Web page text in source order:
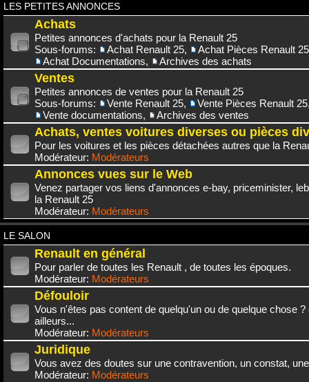
LES PETITES ANNONCES
Achats
Petites annonces d'achats pour la Renault 25
Sous-forums:
Achat Renault 25,
Achat Pièces Renault 25
Achat Documentations, Archives des achats
Ventes
Petites annonces de ventes pour la Renault 25
Sous-forums:
Vente Renault 25, Vente Pièces Renault 25
Vente documentations, Archives des ventes
Achats, ventes voitures diverses ou pièces
Pour les voitures et les pièces détachées autres que la
Modérateur: Modérateurs
Annonces vues sur le Web
Venez partager vos liens d'annonces e-bay, priceminister,
la Renault 25
Modérateur: Modérateurs
LE SALON
Renault en général
Pour parler de toutes les Renault , de toutes les époques.
Modérateur: Modérateurs
Défouloir
Vous n'êtes pas content de quelqu'un ou de quelque chose
ailleurs...
Modérateur: Modérateurs
Juridique
Vous avez des doutes sur une contravention, un constat,
Modérateur: Modérateurs